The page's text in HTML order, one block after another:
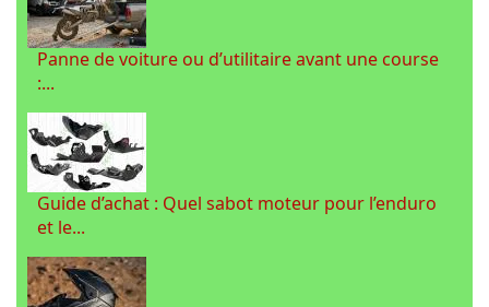
Panne de voiture ou d’utilitaire avant une course
:...
Guide d’achat : Quel sabot moteur pour l’enduro
et le...